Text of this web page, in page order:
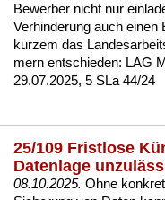
Be­wer­ber nicht nur
Ver­hin­de­rung auch
kur­zem das
mern ent­schie­den: LAG
29.07.2025, 5 SLa 44/24
25/109 Fristlose
Datenlage
08.10.2025. Oh­ne